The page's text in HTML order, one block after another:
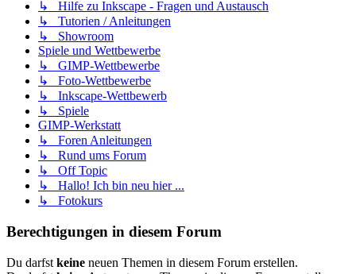
↳ Hilfe zu Inkscape - Fragen und Austausch
↳ Tutorien / Anleitungen
↳ Showroom
Spiele und Wettbewerbe
↳ GIMP-Wettbewerbe
↳ Foto-Wettbewerbe
↳ Inkscape-Wettbewerb
↳ Spiele
GIMP-Werkstatt
↳ Foren Anleitungen
↳ Rund ums Forum
↳ Off Topic
↳ Hallo! Ich bin neu hier ...
↳ Fotokurs
Berechtigungen in diesem Forum
Du darfst keine neuen Themen in diesem Forum erstellen.